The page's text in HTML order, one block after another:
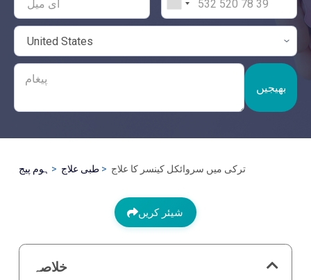
بھیجیں
ہوم پیج طبی علاج ترکی میں سروائکل کینسر کا علاج
شیئر کریں
خلاصہ